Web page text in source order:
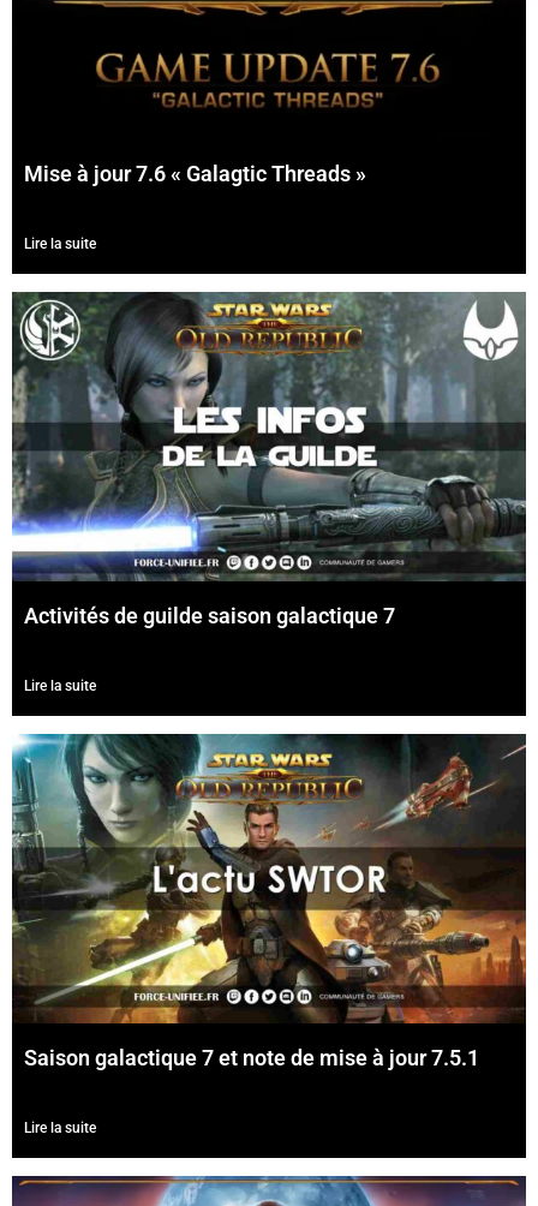
Lire la suite
Mise à jour 7.6 « Galagtic Threads »
Lire la suite
Activités de guilde saison galactique 7
Lire la suite
Saison galactique 7 et note de mise à jour 7.5.1